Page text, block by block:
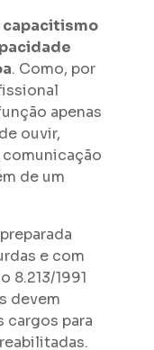
capacitismo
. Como, por
apenas
ouvir,
de um
e com
8.213/1991
devem
cargos para